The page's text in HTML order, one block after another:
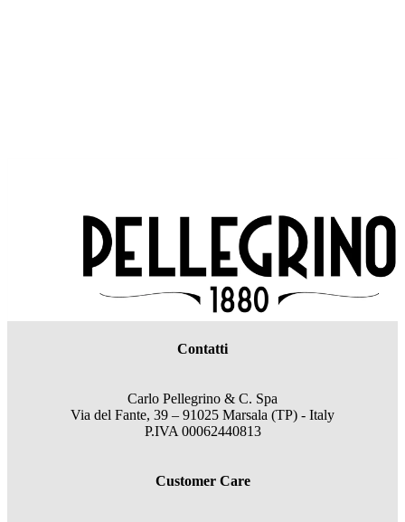
Contatti
Carlo Pellegrino & C. Spa
Via del Fante, 39 – 91025 Marsala (TP) - Italy
P.IVA 00062440813
Customer Care